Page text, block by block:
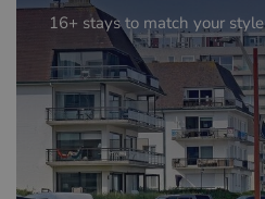
16+ stays to match your style